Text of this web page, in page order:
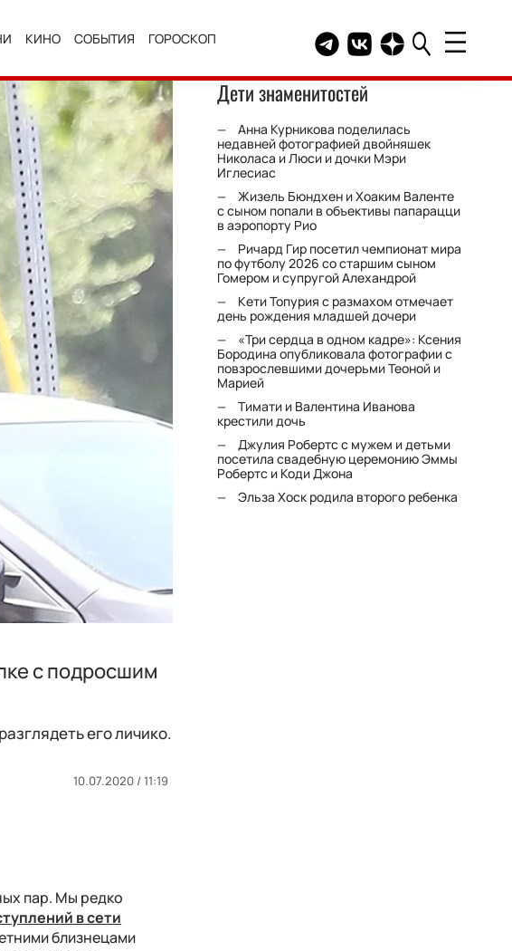
КИНО СОБЫТИЯ ГОРОСКОП Telegram канал HELLO
Группа HELLO
Канал HELLO в
с подросшим
его личико.
10.07.2020 / 11:19
пар. Мы редко
в сети
близнецами
Дети знаменитостей
Анна Курникова поделилась
недавней фотографией двойняшек
Николаса и Люси и дочки Мэри
Иглесиас
Жизель Бюндхен и Хоаким Валенте
с сыном попали в объективы папарацци
в аэропорту Рио
Ричард Гир посетил чемпионат мира
по футболу 2026 со старшим сыном
Гомером и супругой Алехандрой
Кети Топурия с размахом отмечает
день рождения младшей дочери
«Три сердца в одном кадре»: Ксения
Бородина опубликовала фотографии с
повзрослевшими дочерьми Теоной и
Марией
Тимати и Валентина Иванова
крестили дочь
Джулия Робертс с мужем и детьми
посетила свадебную церемонию Эммы
Робертс и Коди Джона
Эльза Хоск родила второго ребенка